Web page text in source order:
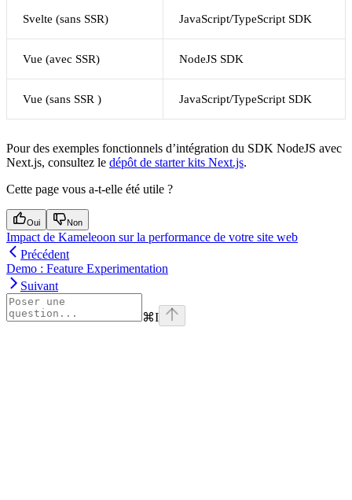
Svelte (sans SSR) JavaScript/TypeScript SDK
Vue (avec SSR) NodeJS SDK
Vue (sans SSR ) JavaScript/TypeScript SDK
Pour des exemples fonctionnels d’intégration du SDK NodeJS avec
Next.js, consultez le dépôt de starter kits Next.js.
Cette page vous a-t-elle été utile ?
Oui Non
Impact de Kameleoon sur la performance de votre site web
Précédent
Demo : Feature Experimentation
Suivant
⌘I